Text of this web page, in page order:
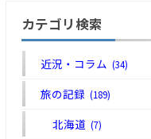
カテゴリ検索
近況・コラム(34)
旅の記録(189)
北海道(7)